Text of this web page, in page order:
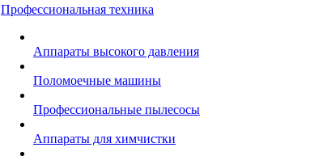
Профессиональная техника
Аппараты высокого давления
Поломоечные машины
Профессиональные пылесосы
Аппараты для химчистки